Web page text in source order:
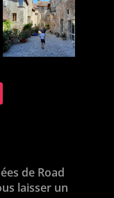
de Road
laisser un